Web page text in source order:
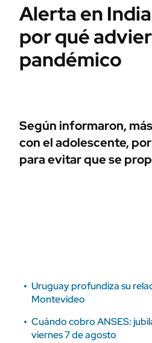
Campo
FINANZAS
Dólar
Alerta en
por qué
pandémico
Según informaron,
con el adolescente,
para evitar que se
Uruguay profundiza su
Montevideo
Cuándo cobro ANSES:
viernes 7 de agosto